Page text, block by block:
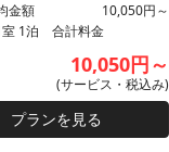
金額
10,050円～
室 1泊 合計料金
10,050円～
(サービス・税込み)
プランを見る